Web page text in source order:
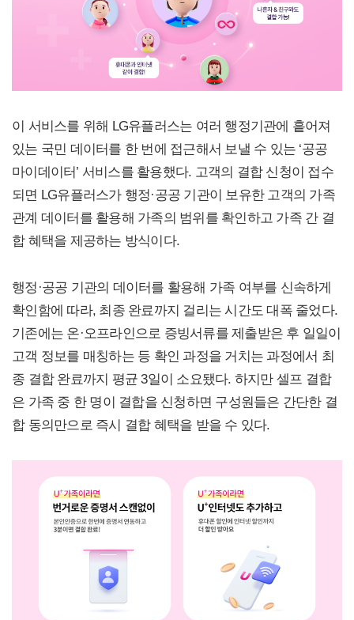
이 서비스를 위해 LG유플러스는 여러 행정기관에 흩어져
있는 국민 데이터를 한 번에 접근해서 보낼 수 있는 ‘공공
마이데이터’ 서비스를 활용했다. 고객의 결합 신청이 접수
되면 LG유플러스가 행정·공공 기관이 보유한 고객의 가족
관계 데이터를 활용해 가족의 범위를 확인하고 가족 간 결
합 혜택을 제공하는 방식이다.
행정·공공 기관의 데이터를 활용해 가족 여부를 신속하게
확인함에 따라, 최종 완료까지 걸리는 시간도 대폭 줄었다.
기존에는 온·오프라인으로 증빙서류를 제출받은 후 일일이
고객 정보를 매칭하는 등 확인 과정을 거치는 과정에서 최
종 결합 완료까지 평균 3일이 소요됐다. 하지만 셀프 결합
은 가족 중 한 명이 결합을 신청하면 구성원들은 간단한 결
합 동의만으로 즉시 결합 혜택을 받을 수 있다.